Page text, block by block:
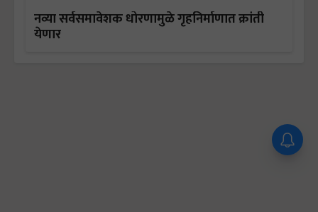
नव्या सर्वसमावेशक धोरणामुळे गृहनिर्माणात क्रांती
येणार